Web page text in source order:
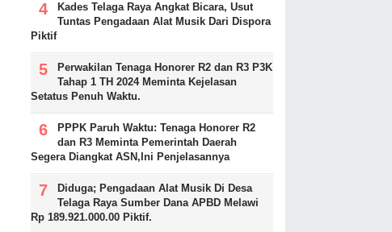
Kades Telaga Raya Angkat Bicara, Usut
Tuntas Pengadaan Alat Musik Dari Dispora
Piktif
Perwakilan Tenaga Honorer R2 dan R3 P3K
Tahap 1 TH 2024 Meminta Kejelasan
Setatus Penuh Waktu.
PPPK Paruh Waktu: Tenaga Honorer R2
dan R3 Meminta Pemerintah Daerah
Segera Diangkat ASN,Ini Penjelasannya
Diduga; Pengadaan Alat Musik Di Desa
Telaga Raya Sumber Dana APBD Melawi
Rp 189.921.000.00 Piktif.